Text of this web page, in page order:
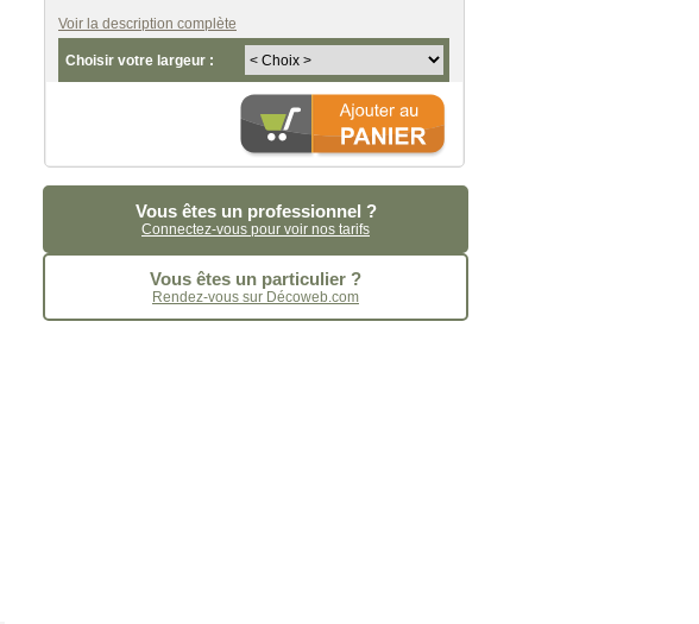
Voir la description complète
Choisir votre largeur :
Vous êtes un professionnel ?
Connectez-vous pour voir nos tarifs
Vous êtes un particulier ?
Rendez-vous sur Décoweb.com